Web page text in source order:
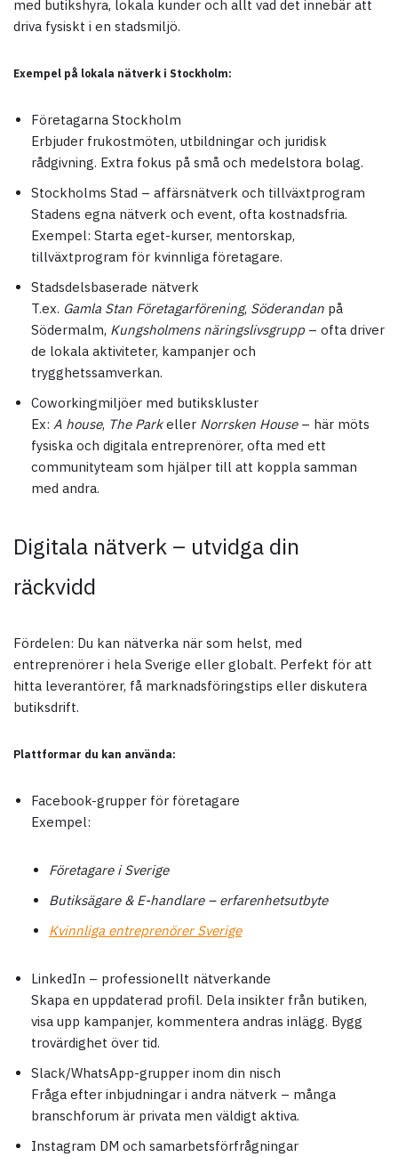
med butikshyra, lokala kunder och allt vad det innebär att
driva fysiskt i en stadsmiljö.
Exempel på lokala nätverk i Stockholm:
Företagarna Stockholm
Erbjuder frukostmöten, utbildningar och juridisk
rådgivning. Extra fokus på små och medelstora bolag.
Stockholms Stad – affärsnätverk och tillväxtprogram
Stadens egna nätverk och event, ofta kostnadsfria.
Exempel: Starta eget-kurser, mentorskap,
tillväxtprogram för kvinnliga företagare.
Stadsdelsbaserade nätverk
T.ex. Gamla Stan Företagarförening, Söderandan på
Södermalm, Kungsholmens näringslivsgrupp – ofta driver
de lokala aktiviteter, kampanjer och
trygghetssamverkan.
Coworkingmiljöer med butikskluster
Ex: A house, The Parkeller Norrsken House– här möts
fysiska och digitala entreprenörer, ofta med ett
communityteam som hjälper till att koppla samman
med andra.
Digitala nätverk – utvidga din
räckvidd
Fördelen: Du kan nätverka när som helst, med
entreprenörer i hela Sverige eller globalt. Perfekt för att
hitta leverantörer, få marknadsföringstips eller diskutera
butiksdrift.
Plattformar du kan använda:
Facebook-grupper för företagare
Exempel:
Företagare i Sverige
Butiksägare & E-handlare – erfarenhetsutbyte
Kvinnliga entreprenörer Sverige
LinkedIn – professionellt nätverkande
Skapa en uppdaterad profil. Dela insikter från butiken,
visa upp kampanjer, kommentera andras inlägg. Bygg
trovärdighet över tid.
Slack/WhatsApp-grupper inom din nisch
Fråga efter inbjudningar i andra nätverk – många
branschforum är privata men väldigt aktiva.
Instagram DM och samarbetsförfrågningar